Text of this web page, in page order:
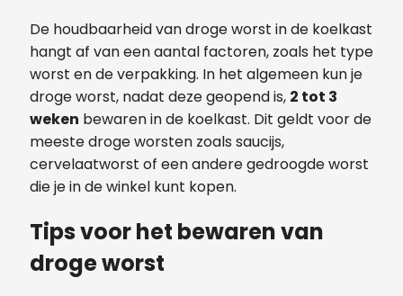
De houdbaarheid van droge worst in de koelkast
hangt af van een aantal factoren, zoals het type
worst en de verpakking. In het algemeen kun je
droge worst, nadat deze geopend is, 2 tot 3
weken bewaren in de koelkast. Dit geldt voor de
meeste droge worsten zoals saucijs,
cervelaatworst of een andere gedroogde worst
die je in de winkel kunt kopen.
Tips voor het bewaren van
droge worst